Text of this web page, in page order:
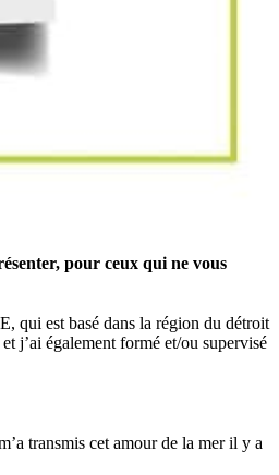
pour ceux qui ne vous
qui est basé dans la région du détroit
j’ai également formé et/ou supervisé
transmis cet amour de la mer il y a